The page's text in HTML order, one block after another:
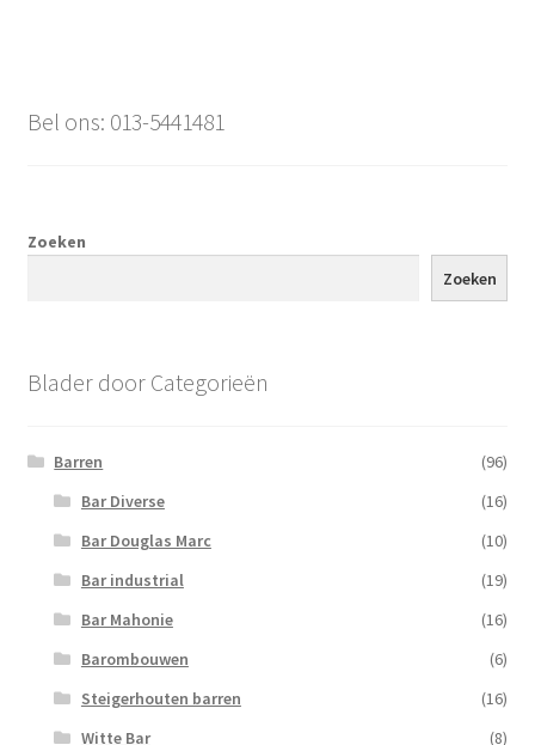
Bel ons: 013-5441481
Zoeken
Zoeken
Blader door Categorieën
Barren
(96)
Bar Diverse
(16)
Bar Douglas Marc
(10)
Bar industrial
(19)
Bar Mahonie
(16)
Barombouwen
(6)
Steigerhouten barren
(16)
Witte Bar
(8)